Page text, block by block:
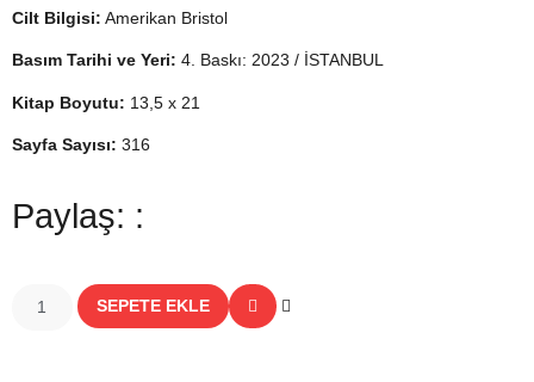
Cilt Bilgisi: Amerikan Bristol
Basım Tarihi ve Yeri: 4. Baskı: 2023 / İSTANBUL
Kitap Boyutu: 13,5 x 21
Sayfa Sayısı: 316
Paylaş: :
SEPETE EKLE